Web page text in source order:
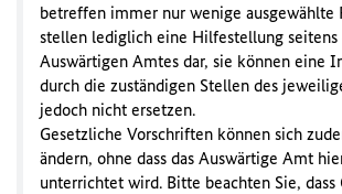
betreffen immer nur wenige ausgewählte
stellen lediglich eine Hilfestellung seitens
Auswärtigen Amtes dar, sie können eine
durch die zuständigen Stellen des
jedoch nicht ersetzen.
Gesetzliche Vorschriften können sich
ändern, ohne dass das Auswärtige Amt
unterrichtet wird. Bitte beachten Sie, dass